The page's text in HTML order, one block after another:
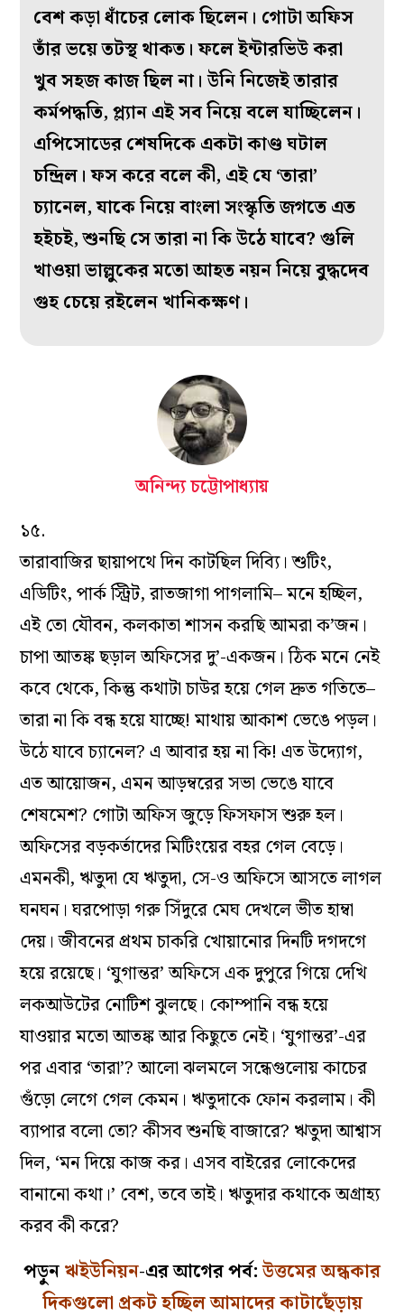
বেশ কড়া ধাঁচের লোক ছিলেন। গোটা অফিস
তাঁর ভয়ে তটস্থ থাকত। ফলে ইন্টারভিউ করা
খুব সহজ কাজ ছিল না। উনি নিজেই তারার
কর্মপদ্ধতি, প্ল্যান এই সব নিয়ে বলে যাচ্ছিলেন।
এপিসোডের শেষদিকে একটা কাণ্ড ঘটাল
চন্দ্রিল। ফস করে বলে কী, এই যে ‘তারা’
চ্যানেল, যাকে নিয়ে বাংলা সংস্কৃতি জগতে এত
হইচই, শুনছি সে তারা না কি উঠে যাবে? গুলি
খাওয়া ভাল্লুকের মতো আহত নয়ন নিয়ে বুদ্ধদেব
গুহ চেয়ে রইলেন খানিকক্ষণ।
অনিন্দ্য চট্টোপাধ্যায়
১৫.
তারাবাজির ছায়াপথে দিন কাটছিল দিব্যি। শুটিং,
এডিটিং, পার্ক স্ট্রিট, রাতজাগা পাগলামি– মনে হচ্ছিল,
এই তো যৌবন, কলকাতা শাসন করছি আমরা ক’জন।
চাপা আতঙ্ক ছড়াল অফিসের দু’-একজন। ঠিক মনে নেই
কবে থেকে, কিন্তু কথাটা চাউর হয়ে গেল দ্রুত গতিতে–
তারা না কি বন্ধ হয়ে যাচ্ছে! মাথায় আকাশ ভেঙে পড়ল।
উঠে যাবে চ্যানেল? এ আবার হয় না কি! এত উদ্যোগ,
এত আয়োজন, এমন আড়ম্বরের সভা ভেঙে যাবে
শেষমেশ? গোটা অফিস জুড়ে ফিসফাস শুরু হল।
অফিসের বড়কর্তাদের মিটিংয়ের বহর গেল বেড়ে।
এমনকী, ঋতুদা যে ঋতুদা, সে-ও অফিসে আসতে লাগল
ঘনঘন। ঘরপোড়া গরু সিঁদুরে মেঘ দেখলে ভীত হাম্বা
দেয়। জীবনের প্রথম চাকরি খোয়ানোর দিনটি দগদগে
হয়ে রয়েছে। ‘যুগান্তর’ অফিসে এক দুপুরে গিয়ে দেখি
লকআউটের নোটিশ ঝুলছে। কোম্পানি বন্ধ হয়ে
যাওয়ার মতো আতঙ্ক আর কিছুতে নেই। ‘যুগান্তর’-এর
পর এবার ‘তারা’? আলো ঝলমলে সন্ধেগুলোয় কাচের
গুঁড়ো লেগে গেল কেমন। ঋতুদাকে ফোন করলাম। কী
ব্যাপার বলো তো? কীসব শুনছি বাজারে? ঋতুদা আশ্বাস
দিল, ‘মন দিয়ে কাজ কর। এসব বাইরের লোকেদের
বানানো কথা।’ বেশ, তবে তাই। ঋতুদার কথাকে অগ্রাহ্য
করব কী করে?
পড়ুনঋইউনিয়ন-এর আগের পর্ব:উত্তমের অন্ধকার
দিকগুলো প্রকট হচ্ছিল আমাদের কাটাছেঁড়ায়